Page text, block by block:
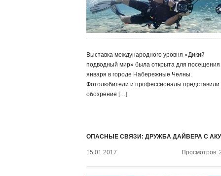
Выставка международного уровня «Дикий
подводный мир» была открыта для посещения
января в городе Набережные Челны.
Фотолюбители и профессионалы представили
обозрение […]
ОПАСНЫЕ СВЯЗИ: ДРУЖБА ДАЙВЕРА С
15.01.2017 Просмотров: